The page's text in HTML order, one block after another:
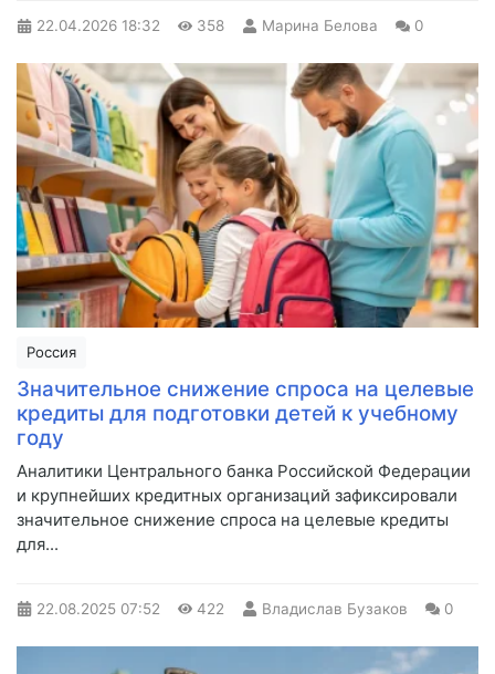
22.04.2026 18:32 358 Марина Белова 0
Россия
Значительное снижение спроса на целевые
кредиты для подготовки детей к учебному
году
Аналитики Центрального банка Российской Федерации
и крупнейших кредитных организаций зафиксировали
значительное снижение спроса на целевые кредиты
для...
22.08.2025 07:52 422 Владислав Бузаков 0